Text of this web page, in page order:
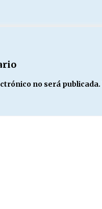
no será publicada.